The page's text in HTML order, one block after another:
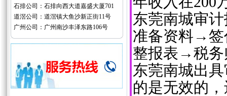
石排公司：石排向西大道嘉盛大厦701
道滘公司：道滘镇大鱼沙新正街11号
广州公司：广州南沙丰泽东路106号
东莞南城审
准备资料→
整报表→税务
东莞南城出
的是无效的